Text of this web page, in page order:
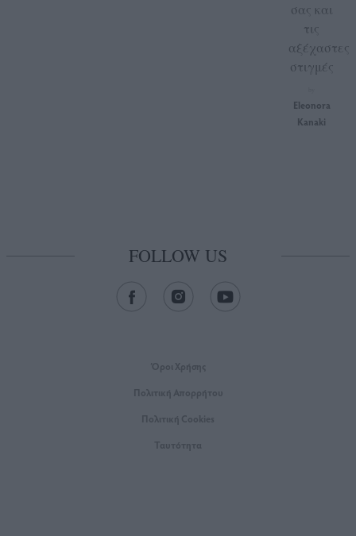
σας και
τις
αξέχαστες
στιγμές
Eleonora
Kanaki
FOLLOW US
Όροι Xρήσης
Πολιτική Απορρήτου
Πολιτική Cookies
Ταυτότητα